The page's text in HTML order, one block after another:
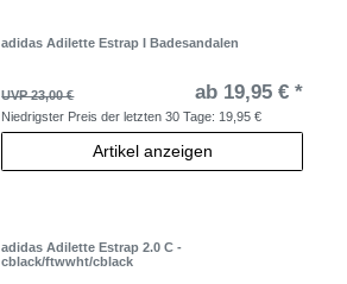
adidas Adilette Estrap I Badesandalen
UVP 23,00 € ab 19,95 € *
Niedrigster Preis der letzten 30 Tage: 19,95 €
Artikel anzeigen
adidas Adilette Estrap 2.0 C -
cblack/ftwwht/cblack